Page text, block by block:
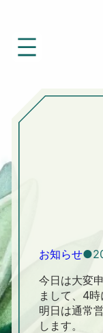
お知らせ
今日は大変
まして、4時
明日は通常
します。